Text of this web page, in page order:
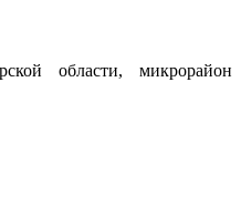
области, микрорайон